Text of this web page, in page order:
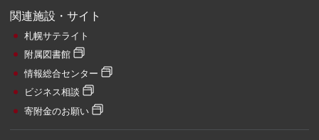
関連施設・サイト
札幌サテライト
附属図書館
情報総合センター
ビジネス相談
寄附金のお願い